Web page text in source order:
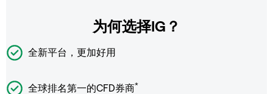
为何选择IG？
全新平台，更加好用
全球排名第一的CFD券商*